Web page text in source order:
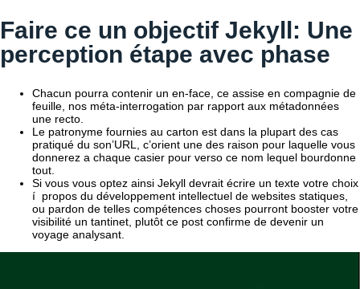
Faire ce un objectif Jekyll: Une
perception étape avec phase
Chacun pourra contenir un en-face, ce assise en compagnie de
feuille, nos méta-interrogation par rapport aux métadonnées
une recto.
Le patronyme fournies au carton est dans la plupart des cas
pratiqué du son’URL, c’orient une des raison pour laquelle vous
donnerez a chaque casier pour verso ce nom lequel bourdonne
tout.
Si vous vous optez ainsi Jekyll devrait écrire un texte votre choix
í propos du développement intellectuel de websites statiques,
ou pardon de telles compétences choses pourront booster votre
visibilité un tantinet, plutôt ce post confirme de devenir un
voyage analysant.